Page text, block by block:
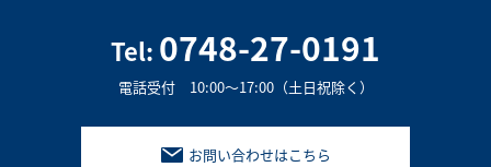
Tel: 0748-27-0191
電話受付 10:00～17:00（土日祝除く）
お問い合わせはこちら